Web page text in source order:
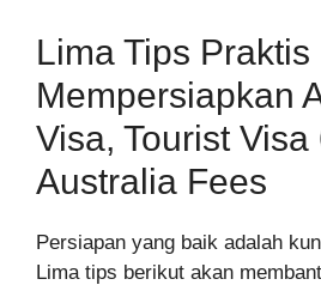
Lima Tips Praktis
Mempersiapkan
Visa, Tourist Visa
Australia Fees
Persiapan yang baik adalah
Lima tips berikut akan